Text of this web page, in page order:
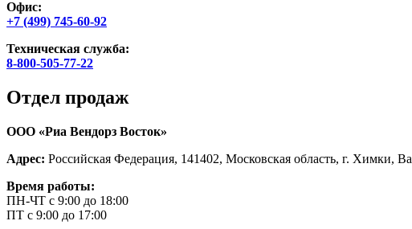
Офис:
+7 (499) 745-60-92
Техническая служба:
8-800-505-77-22
Отдел продаж
ООО «Риа Вендорз Восток»
Адрес: Российская Федерация, 141402, Московская область, г. Химки,
Время работы:
ПН-ЧТ с 9:00 до 18:00
ПТ с 9:00 до 17:00